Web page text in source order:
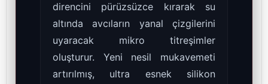
direncini pürüzsüzce kırarak su
altında avcıların yanal çizgilerini
uyaracak mikro titreşimler
oluşturur. Yeni nesil mukavemeti
artırılmış, ultra esnek silikon